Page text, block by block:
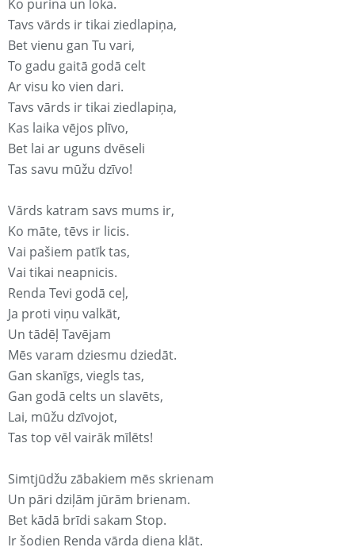
Ko purina un loka.
Tavs vārds ir tikai ziedlapiņa,
Bet vienu gan Tu vari,
To gadu gaitā godā celt
Ar visu ko vien dari.
Tavs vārds ir tikai ziedlapiņa,
Kas laika vējos plīvo,
Bet lai ar uguns dvēseli
Tas savu mūžu dzīvo!
Vārds katram savs mums ir,
Ko māte, tēvs ir licis.
Vai pašiem patīk tas,
Vai tikai neapnicis.
Renda Tevi godā ceļ,
Ja proti viņu valkāt,
Un tādēļ Tavējam
Mēs varam dziesmu dziedāt.
Gan skanīgs, viegls tas,
Gan godā celts un slavēts,
Lai, mūžu dzīvojot,
Tas top vēl vairāk mīlēts!
Simtjūdžu zābakiem mēs skrienam
Un pāri dziļām jūrām brienam.
Bet kādā brīdi sakam Stop.
Ir šodien Renda vārda diena klāt.